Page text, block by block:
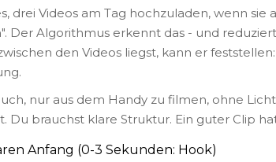
drei Videos am Tag hochzuladen, wenn
Der Algorithmus erkennt das - und
den Videos liegst, kann er
nur aus dem Handy zu filmen, ohne
Du brauchst klare Struktur. Ein guter Clip
Anfang (0-3 Sekunden: Hook)